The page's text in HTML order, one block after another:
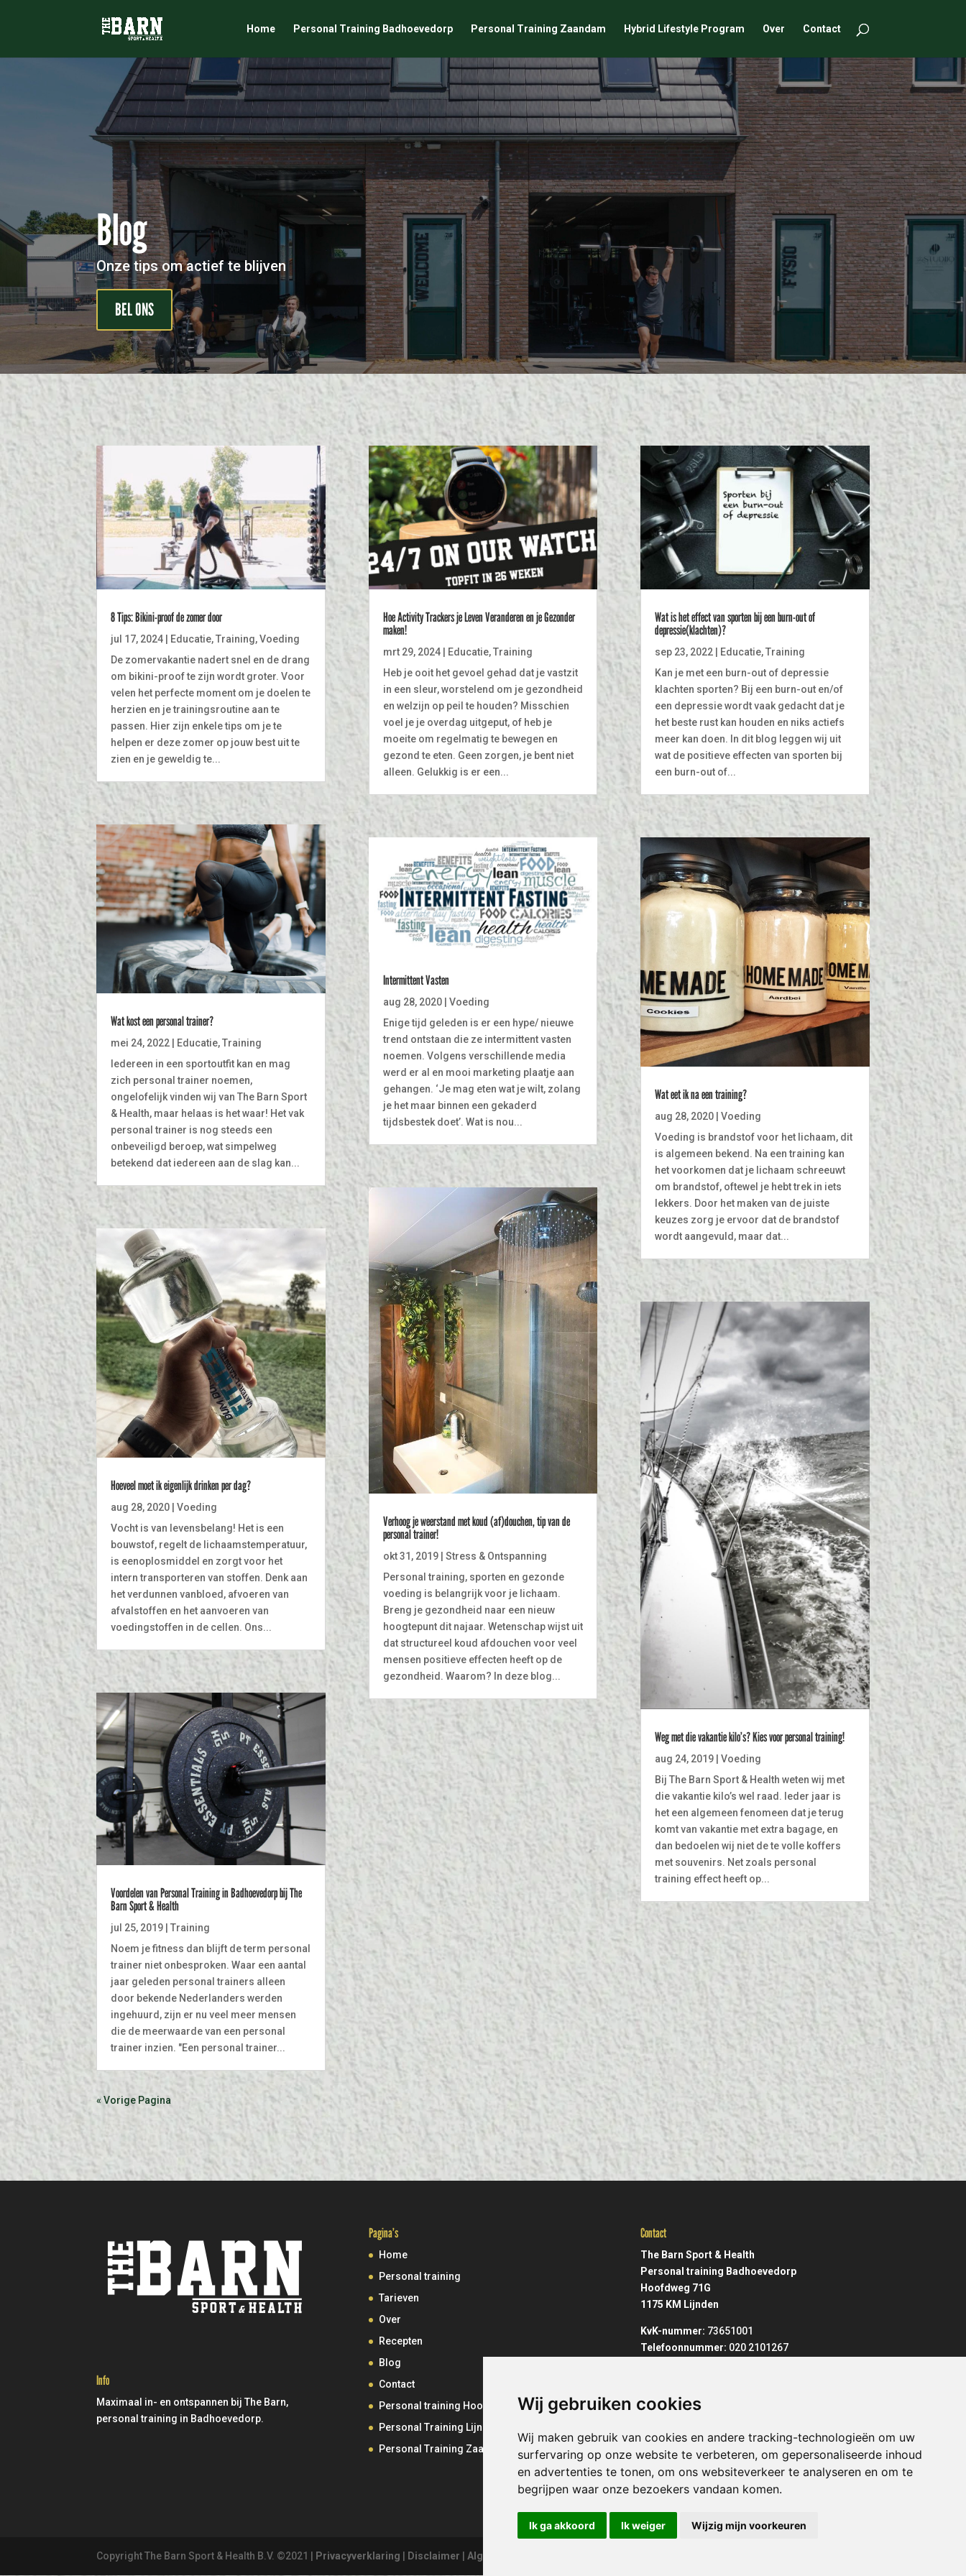
Wij gebruiken cookies
Wij maken gebruik van cookies en andere tracking-technologieën om uw
surfervaring op onze website te verbeteren, om gepersonaliseerde inhoud
en advertenties te tonen, om ons websiteverkeer te analyseren en om te
begrijpen waar onze bezoekers vandaan komen.
Ik ga akkoord Ik weiger Wijzig mijn voorkeuren
Home Personal Training Badhoevedorp Personal Training Zaandam Hybrid Lifestyle Program Over Contact
Blog
Onze tips om actief te blijven
BEL ONS
8 Tips: Bikini-proof de zomer door
jul 17, 2024 Educatie,Training,Voeding
De zomervakantie nadert snel en de drang
om bikini-proof te zijn wordt groter. Voor
velen het perfecte moment om je doelen te
herzien en je trainingsroutine aan te
passen. Hier zijn enkele tips om je te
helpen er deze zomer op jouw best uit te
zien en je geweldig te...
Wat kost een personal trainer?
mei 24, 2022 Educatie,Training
Iedereen in een sportoutfit kan en mag
zich personal trainer noemen,
ongelofelijk vinden wij van The Barn Sport
& Health, maar helaas is het waar! Het vak
personal trainer is nog steeds een
onbeveiligd beroep, wat simpelweg
betekend dat iedereen aan de slag kan...
Hoeveel moet ik eigenlijk drinken per dag?
aug 28, 2020 |Voeding
Vocht is van levensbelang! Het is een
bouwstof, regelt de lichaamstemperatuur,
is eenoplosmiddel en zorgt voor het
intern transporteren van stoffen. Denk aan
het verdunnen vanbloed, afvoeren van
afvalstoffen en het aanvoeren van
voedingstoffen in de cellen. Ons...
Voordelen van Personal Training in Badhoevedorp bij The
Barn Sport & Health
jul 25, 2019 |Training
Noem je fitness dan blijft de term personal
trainer niet onbesproken. Waar een aantal
jaar geleden personal trainers alleen
door bekende Nederlanders werden
ingehuurd, zijn er nu veel meer mensen
die de meerwaarde van een personal
trainer inzien. "Een personal trainer...
Hoe Activity Trackers je Leven Veranderen en je Gezonder
maken!
mrt 29, 2024| Educatie,Training
Heb je ooit het gevoel gehad dat je vastzit
in een sleur, worstelend om je gezondheid
en welzijn op peil te houden? Misschien
voel je je overdag uitgeput, of heb je
moeite om regelmatig te bewegen en
gezond te eten. Geen zorgen, je bent niet
alleen. Gelukkig is er een...
Intermittent Vasten
aug 28, 2020| Voeding
Enige tijd geleden is er een hype/ nieuwe
trend ontstaan die ze intermittent vasten
noemen. Volgens verschillende media
werd er al en mooi marketing plaatje aan
gehangen. ‘Je mag eten wat je wilt, zolang
je het maar binnen een gekaderd
tijdsbestek doet’. Wat is nou...
Verhoog je weerstand met koud (af)douchen, tip van de
personal trainer!
okt 31, 2019| Stress & Ontspanning
Personal training, sporten en gezonde
voeding is belangrijk voor je lichaam.
Breng je gezondheid naar een nieuw
hoogtepunt dit najaar. Wetenschap wijst uit
dat structureel koud afdouchen voor veel
mensen positieve effecten heeft op de
gezondheid. Waarom? In deze blog...
Wat is het effect van sporten bij een burn-out of
depressie(klachten)?
sep 23, 2022| Educatie,Training
Kan je met een burn-out of depressie
klachten sporten? Bij een burn-out en/of
een depressie wordt vaak gedacht dat je
het beste rust kan houden en niks actiefs
meer kan doen. In dit blog leggen wij uit
wat de positieve effecten van sporten bij
een burn-out of...
Wat eet ik na een training?
aug 28, 2020| Voeding
Voeding is brandstof voor het lichaam, dit
is algemeen bekend. Na een training kan
het voorkomen dat je lichaam schreeuwt
om brandstof, oftewel je hebt trek in iets
lekkers. Door het maken van de juiste
keuzes zorg je ervoor dat de brandstof
wordt aangevuld, maar dat...
Weg met die vakantie kilo’s? Kies voor personal training!
aug 24, 2019| Voeding
Bij The Barn Sport & Health weten wij met
die vakantie kilo’s wel raad. Ieder jaar is
het een algemeen fenomeen dat je terug
komt van vakantie met extra bagage, en
dan bedoelen wij niet de te volle koffers
met souvenirs. Net zoals personal
training effect heeft op...
« Vorige Pagina
Info
Maximaal in- en ontspannen bij The Barn,
personal training in Badhoevedorp.
Pagina’s
Home
Personal training
Tarieven
Over
Recepten
Blog
Contact
Personal training Hoofddorp
Personal Training Lijnden
Personal Training Zaandam
Contact
The Barn Sport & Health
Personal training Badhoevedorp
Hoofdweg 71G
1175 KM Lijnden
KvK-nummer: 73651001
Telefoonnummer: 020 2101267
Openingstijden
Instagram
Facebook
LinkedIn
Copyright The Barn Sport & Health B.V. ©2021 | Privacyverklaring Disclaimer |Algemene voorwaarden